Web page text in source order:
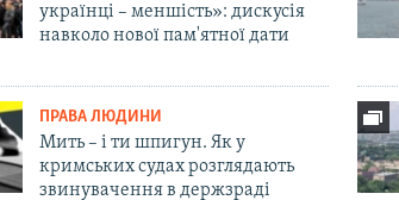
українці – меншість»: дискусія
навколо нової пам'ятної дати
ПРАВА ЛЮДИНИ
Мить – і ти шпигун. Як у
кримських судах розглядають
звинувачення в держзраді